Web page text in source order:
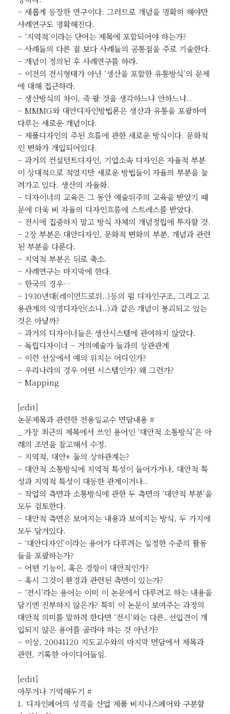
– 새롭게 등장한 연구이다. 그러므로 개념을 명확히 해야만
사례연구도 명확해진다.
– ‘지역적’이라는 단어는 제목에 포함되어야 하는가?
– 사례들의 다른 점 보다 사례들의 공통점을 주로 기술한다.
– 개념이 정의된 후 사례연구를 하라.
– 이전의 전시형태가 아닌 ‘생산을 포함한 유통방식’의 문제
에 대해 접근하라.
– 생산방식의 차이, 즉 팔 것을 생각하느냐 안하느냐..
– MMMG와 대안디자인방법론은 생산과 유통을 포괄하여
다루는 새로운 개념이다.
– 제품디자인의 주된 흐름에 관한 새로운 방식이다. 문화적
인 변화가 개입되어있다.
– 과거의 컨설턴트디자인, 기업소속 디자인은 자율적 부분
이 상대적으로 적었지만 새로운 방법들이 자율의 부분을 늘
려가고 있다. 생산의 자율화.
– 디자이너의 교육은 그 동안 예술위주의 교육을 받았기 때
문에 더욱 비 자율의 디자인흐름에 스트레스를 받았다.
– 전시에 집중하지 말고 방식 자체의 개념정립에 투자할 것.
– 2장 부분은 대안디자인, 문화적 변화의 부분, 개념과 관련
된 부분을 다룬다.
– 지역적 부분은 뒤로 축소.
– 사례연구는 마지막에 한다.
– 한국의 경우…
– 1930년대(레이먼드로위..)등의 펌 디자인구조, 그리고 고
용관계의 익명디자인(소니..)과 같은 개념이 붕괴되고 있는
것은 아닐까?
– 과거의 디자이너들은 생산시스템에 관여하지 않았다.
– 독립디자이너 – 거의예술가 들과의 상관관계
– 이런 선상에서 예의 위치는 어디인가?
– 우리나라의 경우 어떤 시스템인가? 왜 그런가?
– Mapping
[edit]
논문제목과 관련한 전용일교수 면담내용 #
_ 가장 최근의 제목에서 쓰인 용어인 ‘대안적 소통방식’은 아
래의 조언을 참고해서 수정.
– 지역적, 대안+ 둘의 상하관계는?
– 대안적 소통방식에 지역적 특성이 들어가거나, 대안적 특
성과 지역적 특성이 대등한 관계이거나..
– 작업의 측면과 소통방식에 관한 두 측면의 ‘대안적 부분’을
모두 검토한다.
– 대안적 측면은 보여지는 내용과 보여지는 방식, 두 가지에
모두 담겨있다.
– ‘대안디자인’이라는 용어가 다루려는 일정한 수준의 활동
들을 포괄하는가?
– 어떤 기능이, 혹은 경향이 대안적인가?
– 혹시 그것이 환경과 관련된 측면이 있는가?
– ‘전시’라는 용어는 이미 이 논문에서 다루려고 하는 내용을
담기엔 진부하지 않은가? 특히 이 논문이 보여주는 과정의
대안적 의미를 말하려 한다면 ‘전시’와는 다른, 선입견이 개
입되지 않은 용어를 골라야 하는 것 아닌가?
– 이상, 20041120 지도교수와의 마지막 면담에서 제목과
관련, 기록한 아이디어들임.
[edit]
아무거나 기억해두기 #
1. 디자인페어의 성격을 산업 제품 비지니스페어와 구분할